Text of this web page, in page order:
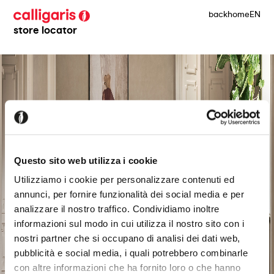
Questo sito web utilizza i cookie
Utilizziamo i cookie per personalizzare contenuti ed
annunci, per fornire funzionalità dei social media e per
analizzare il nostro traffico. Condividiamo inoltre
informazioni sul modo in cui utilizza il nostro sito con i
nostri partner che si occupano di analisi dei dati web,
pubblicità e social media, i quali potrebbero combinarle
con altre informazioni che ha fornito loro o che hanno
store locator
backhomeEN